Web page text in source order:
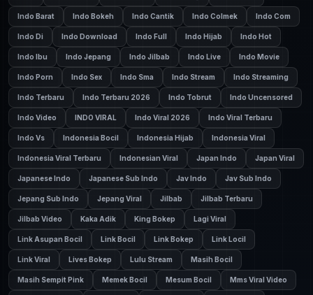
Indo Barat Indo Bokeh Indo Cantik Indo Colmek Indo Com
Indo Di Indo Download Indo Full Indo Hijab Indo Hot
Indo Ibu Indo Jepang Indo Jilbab Indo Live Indo Movie
Indo Porn Indo Sex Indo Sma Indo Stream Indo Streaming
Indo Terbaru Indo Terbaru 2026 Indo Tobrut Indo Uncensored
Indo Video INDO VIRAL Indo Viral 2026 Indo Viral Terbaru
Indo Vs Indonesia Bocil Indonesia Hijab Indonesia Viral
Indonesia Viral Terbaru Indonesian Viral Japan Indo Japan Viral
Japanese Indo Japanese Sub Indo Jav Indo Jav Sub Indo
Jepang Sub Indo Jepang Viral Jilbab Jilbab Terbaru
Jilbab Video Kaka Adik King Bokep Lagi Viral
Link Asupan Bocil Link Bocil Link Bokep Link Locil
Link Viral Lives Bokep Lulu Stream Masih Bocil
Masih Sempit Pink Memek Bocil Mesum Bocil Mms Viral Video